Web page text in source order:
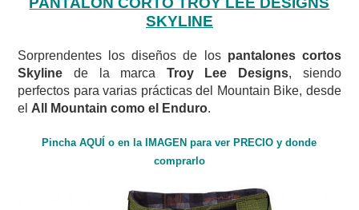
SKYLINE
Sorprendentes los diseños de lospantalones cortos
Skyline de la marca Troy Lee Designs, siendo
perfectos para varias prácticas del Mountain Bike, desde
el All Mountain como el Enduro.
Pincha AQUÍ o en la IMAGEN para ver PRECIO y donde
comprarlo